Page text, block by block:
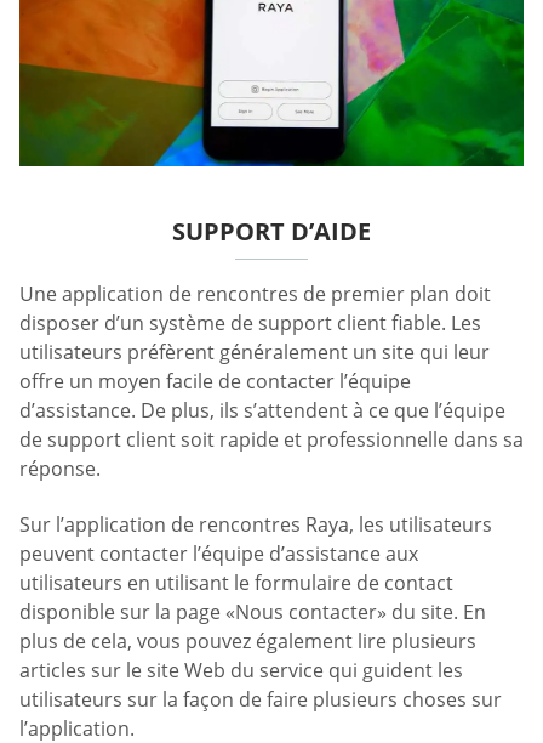
SUPPORT D’AIDE
Une application de rencontres de premier plan doit
disposer d’un système de support client fiable. Les
utilisateurs préfèrent généralement un site qui leur
offre un moyen facile de contacter l’équipe
d’assistance. De plus, ils s’attendent à ce que l’équipe
de support client soit rapide et professionnelle dans sa
réponse.
Sur l’application de rencontres Raya, les utilisateurs
peuvent contacter l’équipe d’assistance aux
utilisateurs en utilisant le formulaire de contact
disponible sur la page «Nous contacter» du site. En
plus de cela, vous pouvez également lire plusieurs
articles sur le site Web du service qui guident les
utilisateurs sur la façon de faire plusieurs choses sur
l’application.